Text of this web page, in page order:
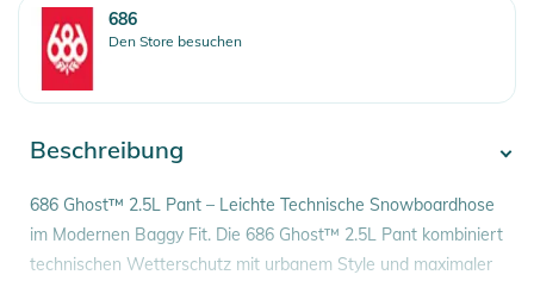
686
Den Store besuchen
Beschreibung
686 Ghost™ 2.5L Pant – Leichte Technische Snowboardhose
im Modernen Baggy Fit. Die 686 Ghost™ 2.5L Pant kombiniert
technischen Wetterschutz mit urbanem Style und maximaler